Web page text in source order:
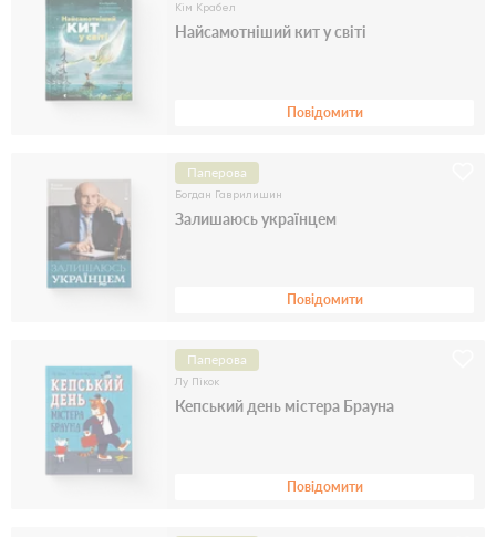
Кім Крабел
Найсамотніший кит у світі
Повідомити
Паперова
Богдан Гаврилишин
Залишаюсь українцем
Повідомити
Паперова
Лу Пікок
Кепський день містера Брауна
Повідомити